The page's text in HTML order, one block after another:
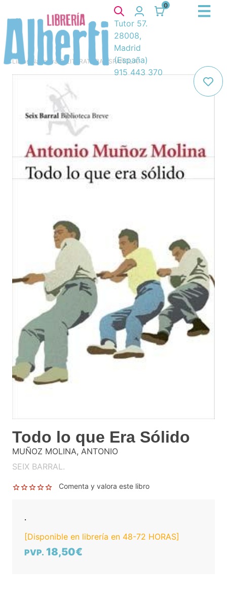
0
Tutor 57.
28008,
Madrid
(España)
915 443 370
Libros Narrativa/ 8. LITERATURA ESPAÑOLA/
Todo lo que Era Sólido
MUÑOZ MOLINA, ANTONIO
SEIX BARRAL.
Comenta y valora este libro
.
[Disponible en librería en 48-72 HORAS]
PVP. 18,50€